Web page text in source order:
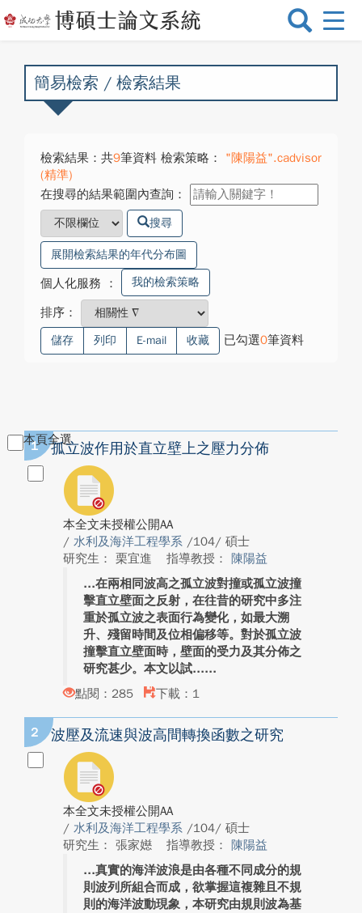
選
換
簡易檢索 / 檢索結果
檢索結果：共9筆資料 檢索策略：
"陳陽益".cadvisor
(精準)
在搜尋的結果範圍內查詢：
搜尋
展開檢索結果的年代分布圖
個人化服務 ： 我的檢索策略
排序：
儲存 列印 E-mail 收藏 已勾選0筆資料
本頁全選
1 孤立波作用於直立壁上之壓力分佈
本全文未授權公開AA
/ 水利及海洋工程學系 /104/ 碩士
研究生： 栗宜進
指導教授： 陳陽益
在兩相同波高之孤立波對撞或孤立波撞
擊直立壁面之反射，在往昔的研究中多注
重於孤立波之表面行為變化，如最大溯
升、殘留時間及位相偏移等。對於孤立波
撞擊直立壁面時，壁面的受力及其分佈之
研究甚少。本文以試...
點閱：285
下載：1
2 波壓及流速與波高間轉換函數之研究
本全文未授權公開AA
/ 水利及海洋工程學系 /104/ 碩士
研究生： 張家嬨
指導教授： 陳陽益
真實的海洋波浪是由各種不同成分的規
則波列所組合而成，欲掌握這複雜且不規
則的海洋波動現象，本研究由規則波為基